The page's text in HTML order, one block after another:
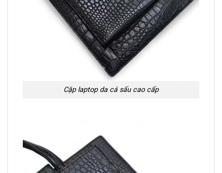
Cặp laptop da cá sấu cao cấp